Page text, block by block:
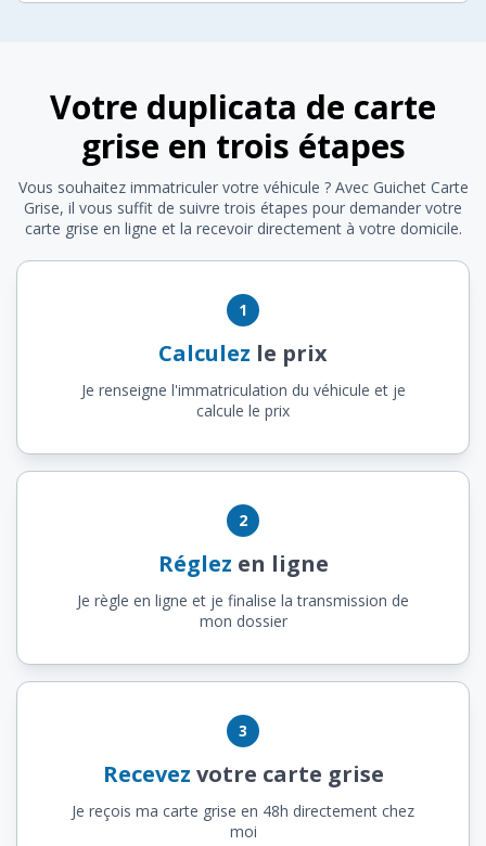
Votre duplicata de carte
grise en trois étapes
Vous souhaitez immatriculer votre véhicule ? Avec Guichet Carte
Grise, il vous suffit de suivre trois étapes pour demander votre
carte grise en ligne et la recevoir directement à votre domicile.
1
Calculez le prix
Je renseigne l'immatriculation du véhicule et je
calcule le prix
2
Réglez en ligne
Je règle en ligne et je finalise la transmission de
mon dossier
3
Recevez votre carte grise
Je reçois ma carte grise en 48h directement chez
moi